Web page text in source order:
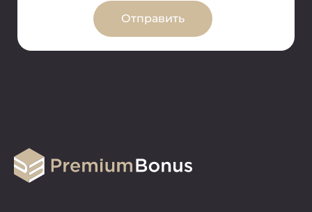
Отправить